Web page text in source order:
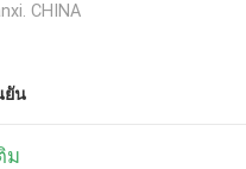
CHINA
ยัน
ม